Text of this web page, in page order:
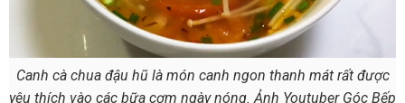
Canh cà chua đậu hũ là món canh ngon thanh mát rất được
yêu thích vào các bữa cơm ngày nóng. Ảnh Youtuber Góc Bếp